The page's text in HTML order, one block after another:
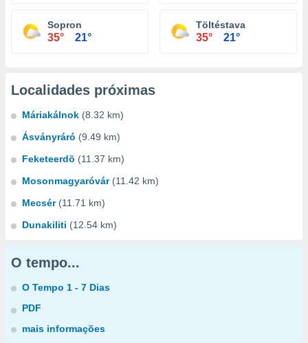
Sopron
35° 21°
Töltéstava
35° 21°
Localidades próximas
Máriakálnok (8.32 km)
Ásványráró (9.49 km)
Feketeerdõ (11.37 km)
Mosonmagyaróvár (11.42 km)
Mecsér (11.71 km)
Dunakiliti (12.54 km)
O tempo...
O Tempo 1 - 7 Dias
PDF
mais informações